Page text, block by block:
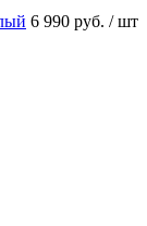
6 990 руб. / шт